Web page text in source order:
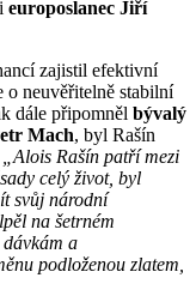
europoslanec Jiří
zajistil efektivní
o neuvěřitelně stabilní
dále připomněl bývalý
Mach, byl Rašín
„Alois Rašín patří mezi
celý život, byl
svůj národní
na šetrném
a
podloženou zlatem,